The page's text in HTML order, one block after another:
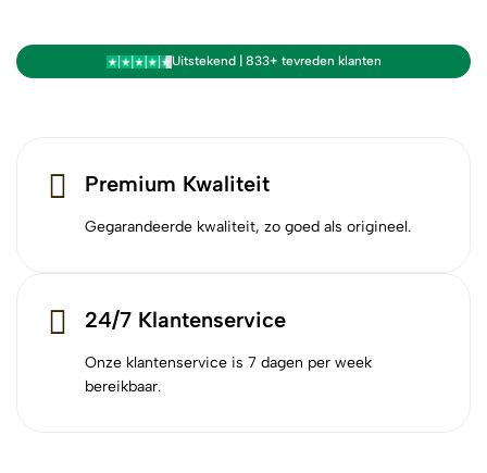
Uitstekend | 833+ tevreden klanten
Premium Kwaliteit
Gegarandeerde kwaliteit, zo goed als origineel.
24/7 Klantenservice
Onze klantenservice is 7 dagen per week
bereikbaar.